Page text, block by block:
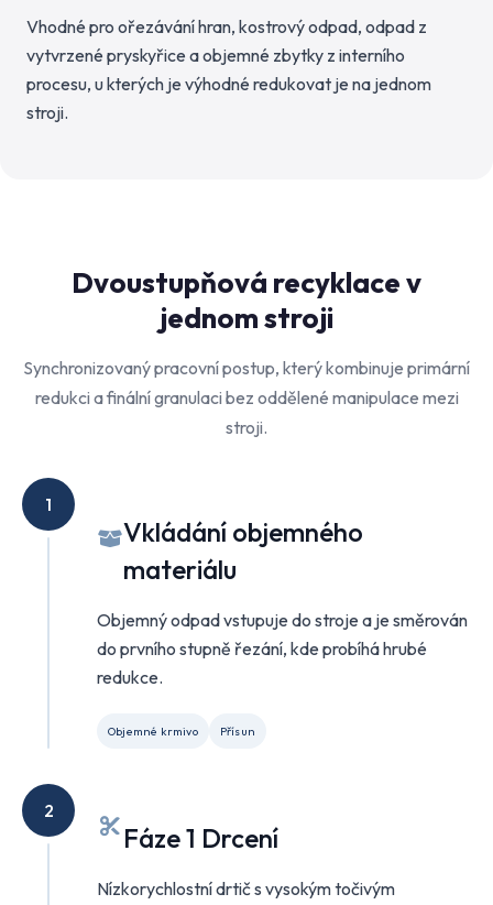
Vhodné pro ořezávání hran, kostrový odpad, odpad z
vytvrzené pryskyřice a objemné zbytky z interního
procesu, u kterých je výhodné redukovat je na jednom
stroji.
Dvoustupňová recyklace v
jednom stroji
Synchronizovaný pracovní postup, který kombinuje primární
redukci a finální granulaci bez oddělené manipulace mezi
stroji.
1
Vkládání objemného
materiálu
Objemný odpad vstupuje do stroje a je směrován
do prvního stupně řezání, kde probíhá hrubé
redukce.
Objemné krmivo Přísun
2
Fáze 1 Drcení
Nízkorychlostní drtič s vysokým točivým